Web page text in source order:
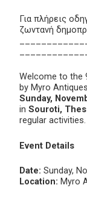
Για πλήρεις
ζωντανή
Welcome to the
by Myro
Sunday,
in Souroti,
regular activities.
Event Details
Date: Sunday,
Location: Myro